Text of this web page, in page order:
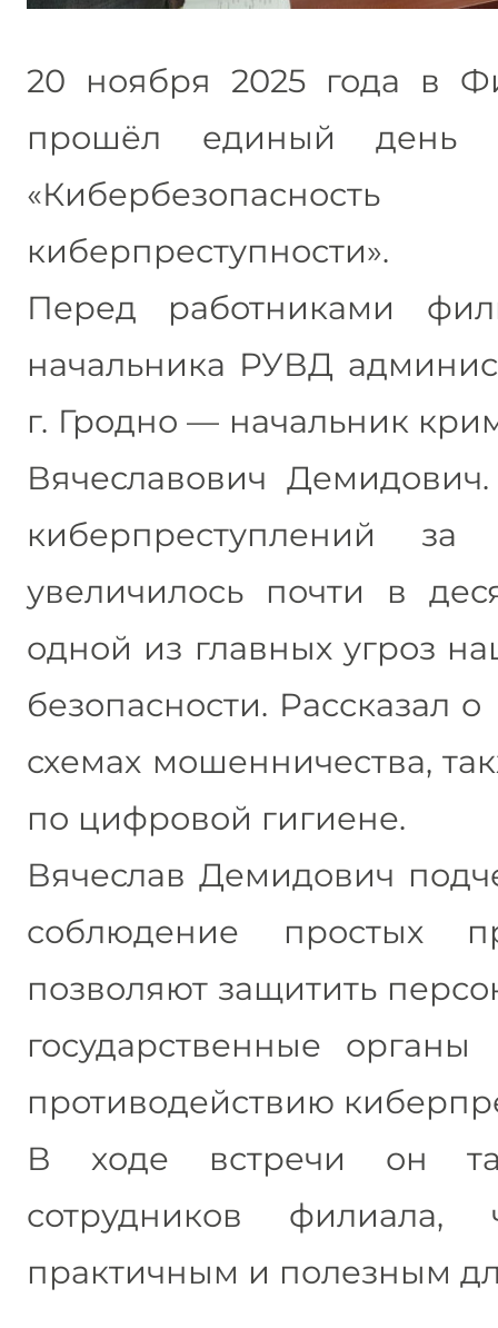
20 ноября 2025 года в
прошёл единый день
киберпреступности».
Перед работниками
начальника РУВД
г. Гродно — начальник
Вячеславович
киберпреступлений
увеличилось почти в
одной из главных угроз
безопасности. Рассказал
схемах мошенничества,
по цифровой гигиене.
Вячеслав Демидович
соблюдение простых
позволяют защитить
государственные
противодействию
В ходе встречи он
сотрудников филиала,
практичным и полезным